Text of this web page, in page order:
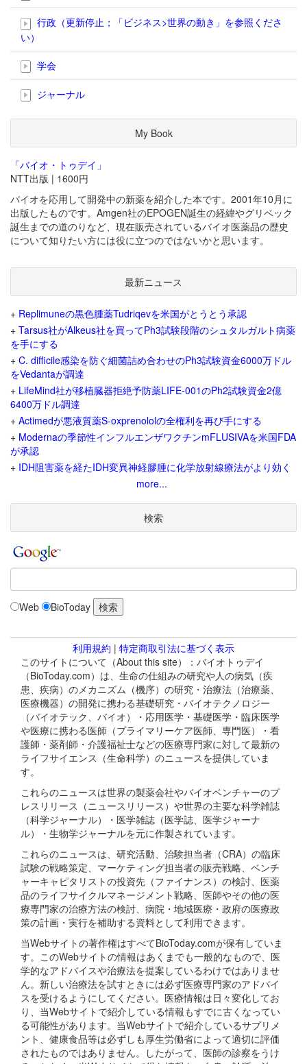
行政（更新停止；「ビジネス>世界の動き」を参照くださ
い）
学会
ジャーナル
My Book
「バイオ・トゥデイ」
NTT出版 | 1600円
バイオを応用して開発中の新薬を紹介した本です。2001年10月に
出版したものです。Amgen社のEPOGEN誕生の経緯やグリベック
誕生までの道のりなど、現在販売されているバイオ医薬品の歴史
について知りたい方には役に立つのではないかと思います。
最新ニュース
+ Replimuneの黒色腫薬Tudriqevを米国がとうとう承認
+ Tarsus社がAlkeus社を買ってPh3試験段階のシュタルガルト病薬
を手にする
+ C. difficile感染を防ぐ細菌詰め合わせのPh3試験資金6000万ドル
をVedantaが調達
+ LifeMind社が移植臓器拒絶予防薬LIFE-001のPh2試験資金2億
6400万ドル調達
+ Actimedが悪液質薬S-oxprenololの全権利を再び手にする
+ Modernaの季節性インフルエンザワクチンmFLUSIVAを米国FDA
が承認
+ IDH阻害薬を経たIDH変異神経膠腫に化学放射線療法がより効く
more...
検索
Web BioToday
利用規約 | 特定商取引法に基づく表示
このサイトについて（About this site）：バイオトゥデイ
（BioToday.com）は、生命の仕組みの研究や人の病気（疾
患、疾病）のメカニズム（機序）の研究・治療法（治療薬、
医療機器）の開発に携わる基礎研究・バイオテクノロジー
（バイオテック、バイオ）・応用医学・基礎医学・臨床医学
や医療に携わる医師（プライマリーケア医師、専門医）・看
護師・薬剤師・介護福祉士などの医療専門家に対して最新の
ライフサイエンス（生命科学）のニュースを提供していま
す。
これらのニュースは世界の製薬会社やバイオベンチャーのプ
レスリリース（ニュースリリース）や世界の主要な科学雑誌
（科学ジャーナル）・医学雑誌（医学誌、医学ジャーナ
ル）・生物学ジャーナルを元に作製されています。
これらのニュースは、研究活動、治験担当者（CRA）の臨床
試験の戦略策定、マーケティング担当者の販売戦略、ベンチ
ャーキャピタリストの投資先（ファイナンス）の検討、医薬
品のライフサイクルマネージメント戦略、医師やその他の医
療専門家の治療方法の検討、病院・地域医療・政府の医療政
策の計画・実行を補助する資料として利用できます。
当Webサイトの著作権はすべてBioToday.comが保有していま
す。このWebサイトの情報はあくまでも一般的なもので、医
学的なアドバイスや治療法を提案しているわけではありませ
ん。新しい治療法を試すときには必ず医療専門家のアドバイ
スを受けるようにしてください。医療情報は日々変化してお
り、当Webサイトで紹介している情報もすでに古くなってい
る可能性があります。当Webサイトで紹介しているサプリメ
ント、健康食品等は必ずしも厚生労働省によって適切に評価
されたものではありません。したがって、医師の診察をうけ